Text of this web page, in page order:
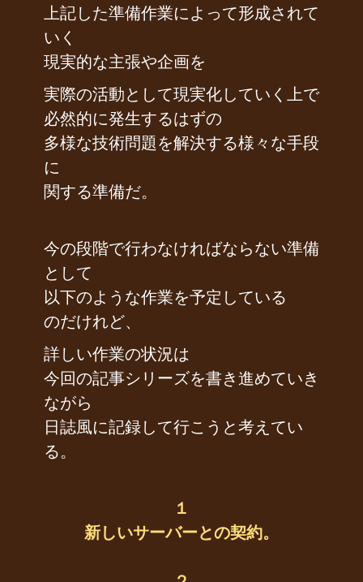
上記した準備作業によって形成されて
いく
現実的な主張や企画を
実際の活動として現実化していく上で
必然的に発生するはずの
多様な技術問題を解決する様々な手段
に
関する準備だ。
今の段階で行わなければならない準備
として
以下のような作業を予定している
のだけれど、
詳しい作業の状況は
今回の記事シリーズを書き進めていき
ながら
日誌風に記録して行こうと考えてい
る。
１
新しいサーバーとの契約。